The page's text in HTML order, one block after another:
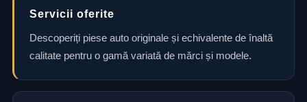
Servicii oferite
Descoperiți piese auto originale și echivalente de înaltă
calitate pentru o gamă variată de mărci și modele.